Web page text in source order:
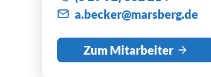
b ck r m rsb rg d
Zum Mitarbeiter